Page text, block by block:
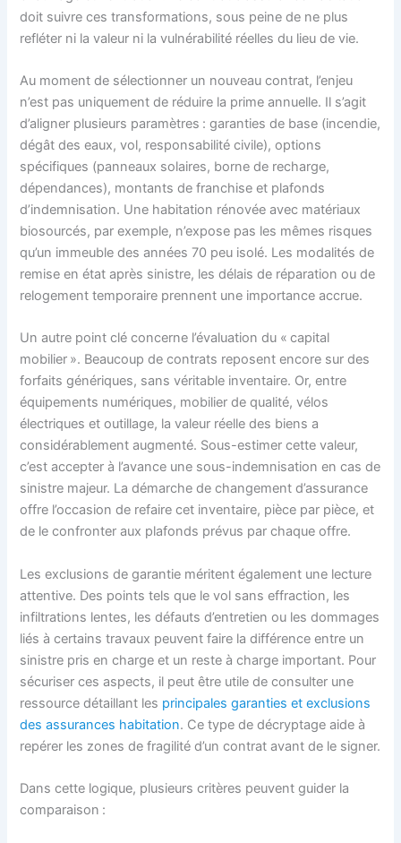
doit suivre ces transformations, sous peine de ne plus
refléter ni la valeur ni la vulnérabilité réelles du lieu de vie.
Au moment de sélectionner un nouveau contrat, l’enjeu
n’est pas uniquement de réduire la prime annuelle. Il s’agit
d’aligner plusieurs paramètres : garanties de base (incendie,
dégât des eaux, vol, responsabilité civile), options
spécifiques (panneaux solaires, borne de recharge,
dépendances), montants de franchise et plafonds
d’indemnisation. Une habitation rénovée avec matériaux
biosourcés, par exemple, n’expose pas les mêmes risques
qu’un immeuble des années 70 peu isolé. Les modalités de
remise en état après sinistre, les délais de réparation ou de
relogement temporaire prennent une importance accrue.
Un autre point clé concerne l’évaluation du « capital
mobilier ». Beaucoup de contrats reposent encore sur des
forfaits génériques, sans véritable inventaire. Or, entre
équipements numériques, mobilier de qualité, vélos
électriques et outillage, la valeur réelle des biens a
considérablement augmenté. Sous-estimer cette valeur,
c’est accepter à l’avance une sous-indemnisation en cas de
sinistre majeur. La démarche de changement d’assurance
offre l’occasion de refaire cet inventaire, pièce par pièce, et
de le confronter aux plafonds prévus par chaque offre.
Les exclusions de garantie méritent également une lecture
attentive. Des points tels que le vol sans effraction, les
infiltrations lentes, les défauts d’entretien ou les dommages
liés à certains travaux peuvent faire la différence entre un
sinistre pris en charge et un reste à charge important. Pour
sécuriser ces aspects, il peut être utile de consulter une
ressource détaillant les principales garanties et exclusions
des assurances habitation. Ce type de décryptage aide à
repérer les zones de fragilité d’un contrat avant de le signer.
Dans cette logique, plusieurs critères peuvent guider la
comparaison :